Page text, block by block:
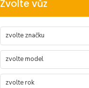
Zvolte vůz
zvolte značku
zvolte model
zvolte rok